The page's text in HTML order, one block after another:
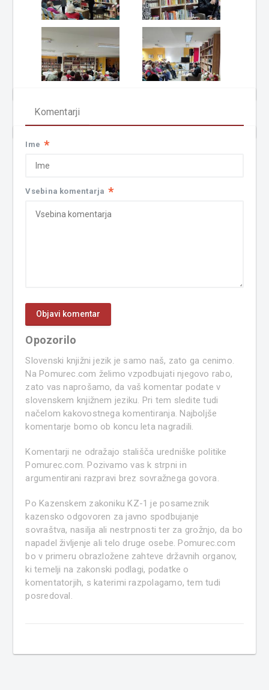
Komentarji
Ime *
Vsebina komentarja *
Opozorilo
Slovenski knjižni jezik je samo naš, zato ga cenimo.
Na Pomurec.com želimo vzpodbujati njegovo rabo,
zato vas naprošamo, da vaš komentar podate v
slovenskem knjižnem jeziku. Pri tem sledite tudi
načelom kakovostnega komentiranja. Najboljše
komentarje bomo ob koncu leta nagradili.
Komentarji ne odražajo stališča uredniške politike
Pomurec.com. Pozivamo vas k strpni in
argumentirani razpravi brez sovražnega govora.
Po Kazenskem zakoniku KZ-1 je posameznik
kazensko odgovoren za javno spodbujanje
sovraštva, nasilja ali nestrpnosti ter za grožnjo, da bo
napadel življenje ali telo druge osebe. Pomurec.com
bo v primeru obrazložene zahteve državnih organov,
ki temelji na zakonski podlagi, podatke o
komentatorjih, s katerimi razpolagamo, tem tudi
posredoval.